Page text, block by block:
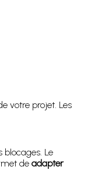
votre projet. Les
Le
de adapter